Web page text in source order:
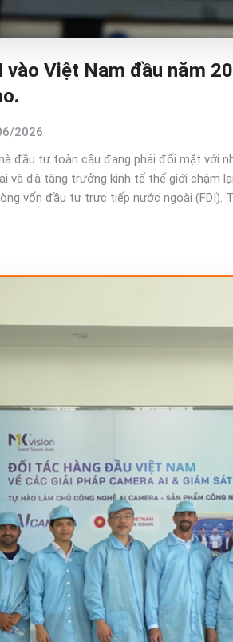
vào Việt Nam đầu năm
2026
đầu tư toàn cầu đang phải đối mặt với
và đà tăng trưởng kinh tế thế giới chậm
vốn đầu tư trực tiếp nước ngoài (FDI).